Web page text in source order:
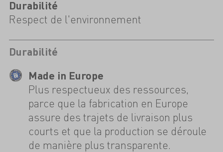
Durabilité
Respect de l'environnement
Durabilité
Made in Europe
Plus respectueux des ressources,
parce que la fabrication en Europe
assure des trajets de livraison plus
courts et que la production se déroule
de manière plus transparente.